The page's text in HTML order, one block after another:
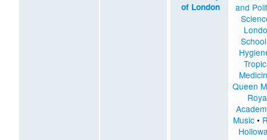
of London
and
Queen
Music•